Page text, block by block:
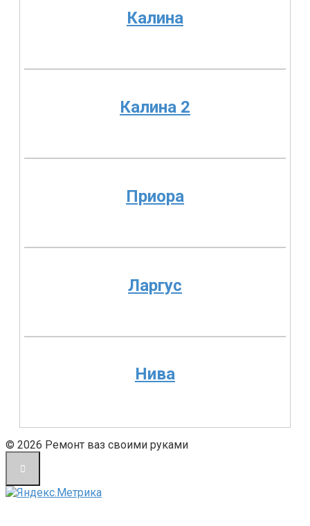
Калина
Калина 2
Приора
Ларгус
Нива
© 2026 Ремонт ваз своими руками